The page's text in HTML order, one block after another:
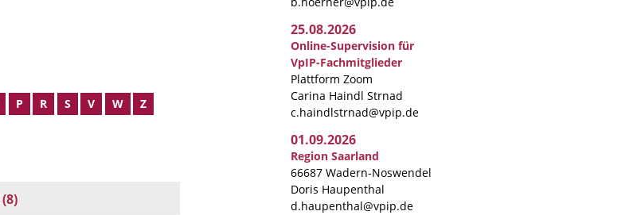
P R S V W Z
(8)
25.08.2026
Online-Supervision für
VpIP-Fachmitglieder
Plattform Zoom
Carina Haindl Strnad
c.haindlstrnad@vpip.de
01.09.2026
Region Saarland
66687 Wadern-Noswendel
Doris Haupenthal
d.haupenthal@vpip.de